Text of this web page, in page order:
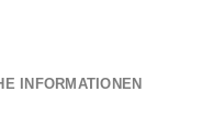
INFORMATIONEN